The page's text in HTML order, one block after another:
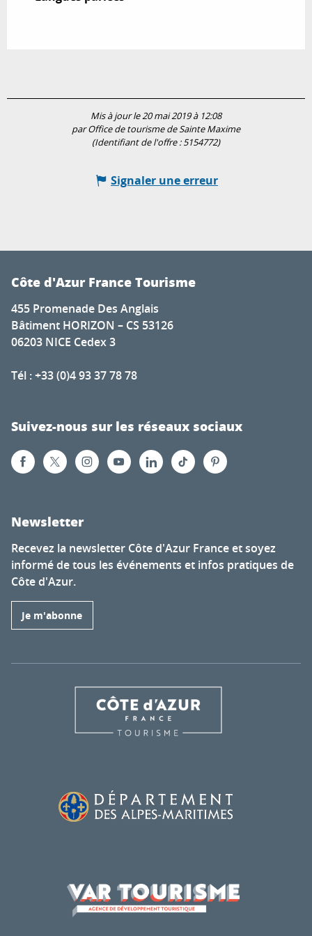
Mis à jour le 20 mai 2019 à 12:08
par Office de tourisme de Sainte Maxime
(Identifiant de l'offre :5154772)
Signaler une erreur
Côte d'Azur France Tourisme
455 Promenade Des Anglais
Bâtiment HORIZON – CS 53126
06203 NICE Cedex 3
Tél : +33 (0)4 93 37 78 78
Suivez-nous sur les réseaux sociaux
Newsletter
Recevez la newsletter Côte d'Azur France et soyez
informé de tous les événements et infos pratiques de
Côte d'Azur.
Je m'abonne